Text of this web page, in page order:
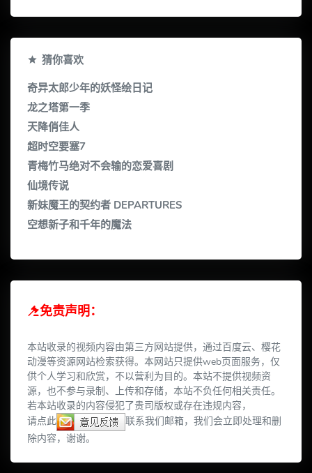
猜你喜欢
奇异太郎少年的妖怪绘日记
龙之塔第一季
天降俏佳人
超时空要塞7
青梅竹马绝对不会输的恋爱喜剧
仙境传说
新妹魔王的契约者 DEPARTURES
空想新子和千年的魔法
免责声明：
本站收录的视频内容由第三方网站提供，通过百度云、樱花
动漫等资源网站检索获得。本网站只提供web页面服务，仅
供个人学习和欣赏，不以营利为目的。本站不提供视频资
源，也不参与录制、上传和存储，本站不负任何相关责任。
若本站收录的内容侵犯了贵司版权或存在违规内容，
请点此
联系我们邮箱，我们会立即处理和删
除内容，谢谢。